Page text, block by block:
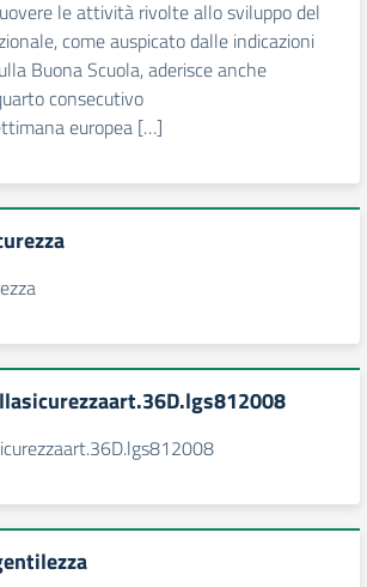
le attività rivolte allo sviluppo del
come auspicato dalle indicazioni
Buona Scuola, aderisce anche
consecutivo
europea […]